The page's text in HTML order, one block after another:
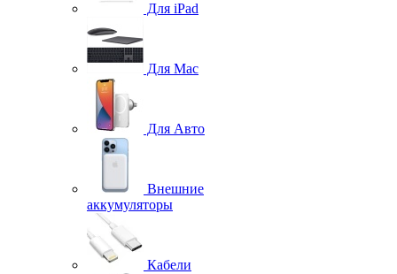
Для iPad
Для Mac
Для Авто
Внешние
аккумуляторы
Кабели